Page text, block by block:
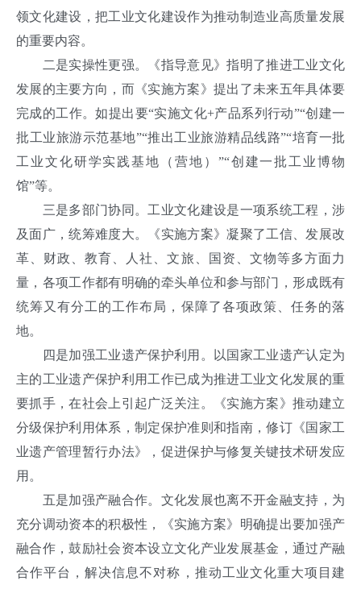
领文化建设，把工业文化建设作为推动制造业高质量发展
的重要内容。
二是实操性更强。《指导意见》指明了推进工业文化
发展的主要方向，而《实施方案》提出了未来五年具体要
完成的工作。如提出要“实施文化+产品系列行动”“创建一
批工业旅游示范基地”“推出工业旅游精品线路”“培育一批
工业文化研学实践基地（营地）”“创建一批工业博物
馆”等。
三是多部门协同。工业文化建设是一项系统工程，涉
及面广，统筹难度大。《实施方案》凝聚了工信、发展改
革、财政、教育、人社、文旅、国资、文物等多方面力
量，各项工作都有明确的牵头单位和参与部门，形成既有
统筹又有分工的工作布局，保障了各项政策、任务的落
地。
四是加强工业遗产保护利用。以国家工业遗产认定为
主的工业遗产保护利用工作已成为推进工业文化发展的重
要抓手，在社会上引起广泛关注。《实施方案》推动建立
分级保护利用体系，制定保护准则和指南，修订《国家工
业遗产管理暂行办法》，促进保护与修复关键技术研发应
用。
五是加强产融合作。文化发展也离不开金融支持，为
充分调动资本的积极性，《实施方案》明确提出要加强产
融合作，鼓励社会资本设立文化产业发展基金，通过产融
合作平台，解决信息不对称，推动工业文化重大项目建